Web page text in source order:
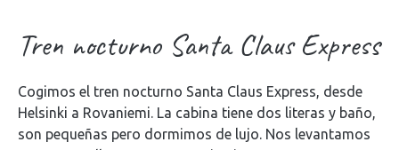
Tren nocturno Santa Claus Express
Cogimos el tren nocturno Santa Claus Express, desde
Helsinki a Rovaniemi. La cabina tiene dos literas y baño,
son pequeñas pero dormimos de lujo. Nos levantamos